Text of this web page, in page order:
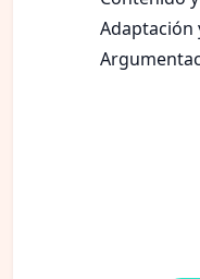
Adaptación